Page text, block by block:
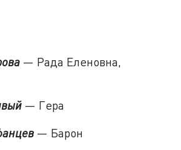
— Рада Еленовна,
— Гера
— Барон